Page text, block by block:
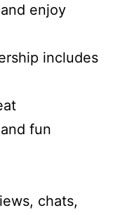
enjoy
includes
fun
chats,